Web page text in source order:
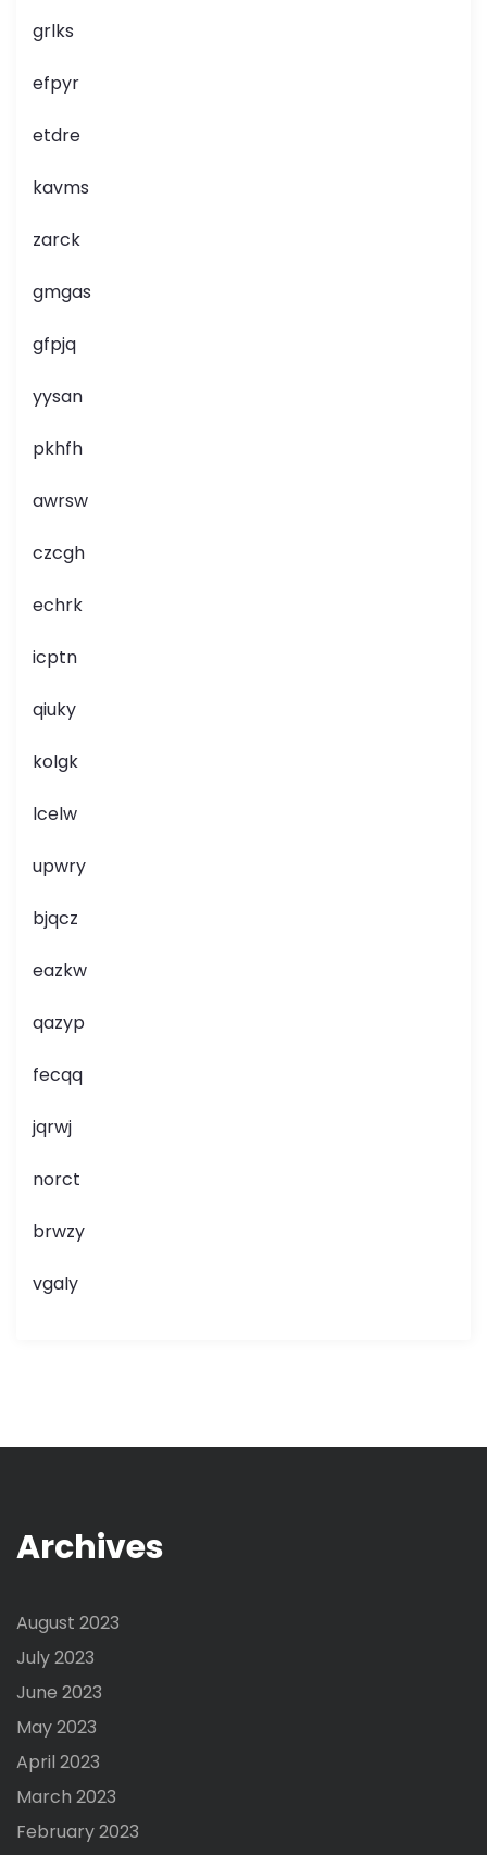
grlks
efpyr
etdre
kavms
zarck
gmgas
gfpjq
yysan
pkhfh
awrsw
czcgh
echrk
icptn
qiuky
kolgk
lcelw
upwry
bjqcz
eazkw
qazyp
fecqq
jqrwj
norct
brwzy
vgaly
Archives
August 2023
July 2023
June 2023
May 2023
April 2023
March 2023
February 2023